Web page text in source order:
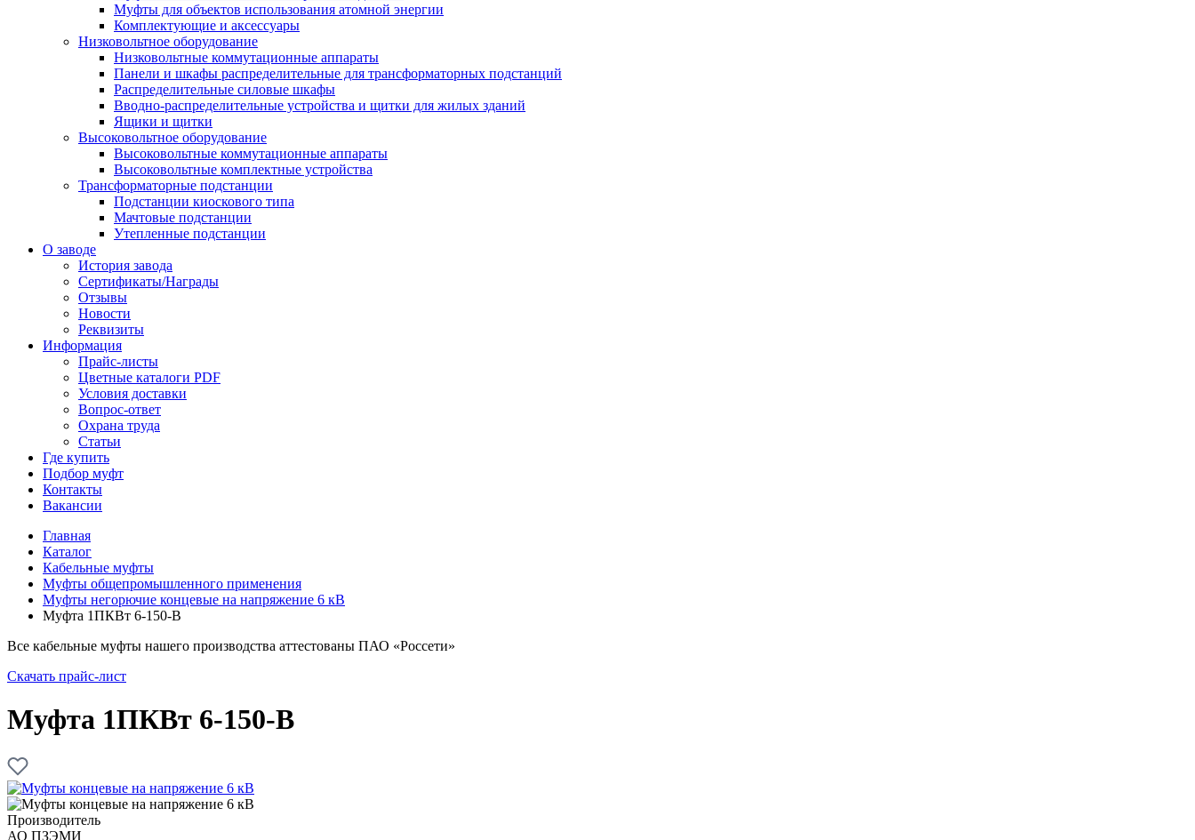
Муфты для объектов использования атомной энергии
Комплектующие и аксессуары
Низковольтное оборудование
Низковольтные коммутационные аппараты
Панели и шкафы распределительные для трансформаторных подстанций
Распределительные силовые шкафы
Вводно-распределительные устройства и щитки для жилых зданий
Ящики и щитки
Высоковольтное оборудование
Высоковольтные коммутационные аппараты
Высоковольтные комплектные устройства
Трансформаторные подстанции
Подстанции киоскового типа
Мачтовые подстанции
Утепленные подстанции
О заводе
История завода
Сертификаты/Награды
Отзывы
Новости
Реквизиты
Информация
Прайс-листы
Цветные каталоги PDF
Условия доставки
Вопрос-ответ
Охрана труда
Статьи
Где купить
Подбор муфт
Контакты
Вакансии
Главная
Каталог
Кабельные муфты
Муфты общепромышленного применения
Муфты негорючие концевые на напряжение 6 кВ
Муфта 1ПКВт 6-150-В
Все кабельные муфты нашего производства аттестованы ПАО «Россети»
Скачать прайс-лист
Муфта 1ПКВт 6-150-В
Производитель
АО ПЗЭМИ